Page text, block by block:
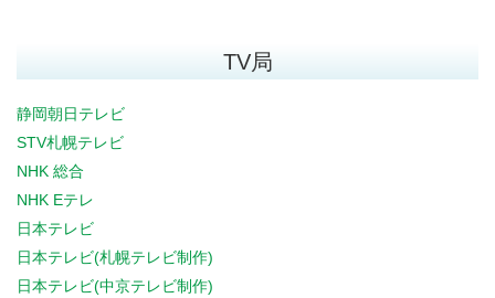
TV局
静岡朝日テレビ
STV札幌テレビ
NHK 総合
NHK Eテレ
日本テレビ
日本テレビ(札幌テレビ制作)
日本テレビ(中京テレビ制作)